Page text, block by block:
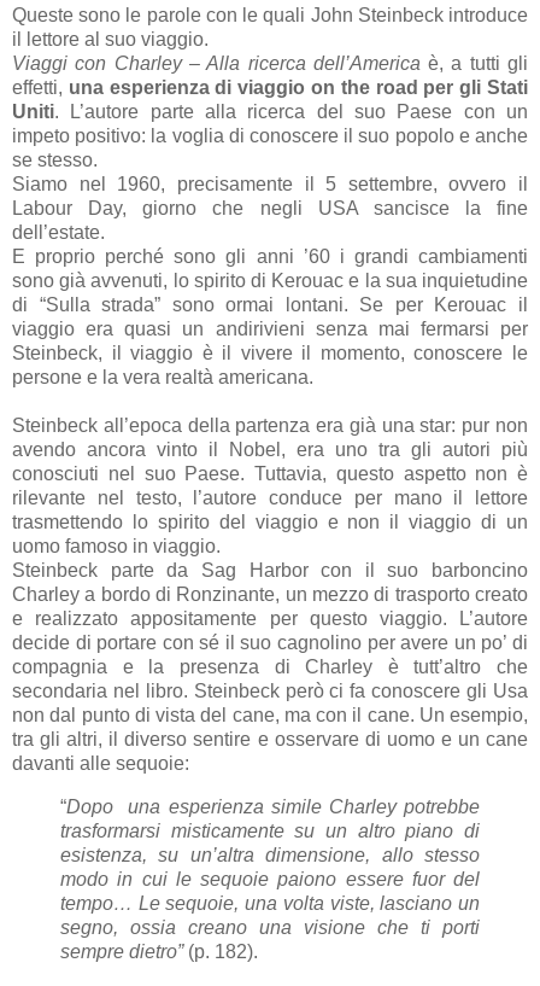
Queste sono le parole con le quali John Steinbeck introduce
il lettore al suo viaggio.
Viaggi con Charley – Alla ricerca dell’America è, a tutti gli
effetti, una esperienza di viaggio on the road per gli Stati
Uniti.
L’autore parte alla ricerca del suo Paese con un
impeto positivo: la voglia di conoscere il suo popolo e anche
se stesso.
Siamo nel 1960, precisamente il 5 settembre, ovvero il
Labour Day, giorno che negli USA sancisce la fine
dell’estate.
E proprio perché sono gli anni ’60 i grandi cambiamenti
sono già avvenuti, lo spirito di Kerouac e la sua inquietudine
di “Sulla strada” sono ormai lontani. Se per Kerouac il
viaggio era quasi un andirivieni senza mai fermarsi per
Steinbeck, il viaggio è il vivere il momento, conoscere le
persone e la vera realtà americana.
Steinbeck all’epoca della partenza era già una star: pur non
avendo ancora vinto il Nobel, era uno tra gli autori più
conosciuti nel suo Paese. Tuttavia, questo aspetto non è
rilevante nel testo, l’autore conduce per mano il lettore
trasmettendo lo spirito del viaggio e non il viaggio di un
uomo famoso in viaggio.
Steinbeck parte da Sag Harbor con il suo barboncino
Charley a bordo di Ronzinante, un mezzo di trasporto creato
e realizzato appositamente per questo viaggio.
L’autore
decide di portare con sé il suo cagnolino per avere un po’ di
compagnia e la presenza di Charley è tutt’altro che
secondaria nel libro. Steinbeck però ci fa conoscere gli Usa
non dal punto di vista del cane, ma con il cane. Un esempio,
tra gli altri, il diverso sentire e osservare di uomo e un cane
davanti alle sequoie:
“Dopo una esperienza simile Charley potrebbe
trasformarsi misticamente su un altro piano di
esistenza, su un’altra dimensione, allo stesso
modo in cui le sequoie paiono essere fuor del
tempo… Le sequoie, una volta viste, lasciano un
segno, ossia creano una visione che ti porti
sempre dietro” (p. 182).